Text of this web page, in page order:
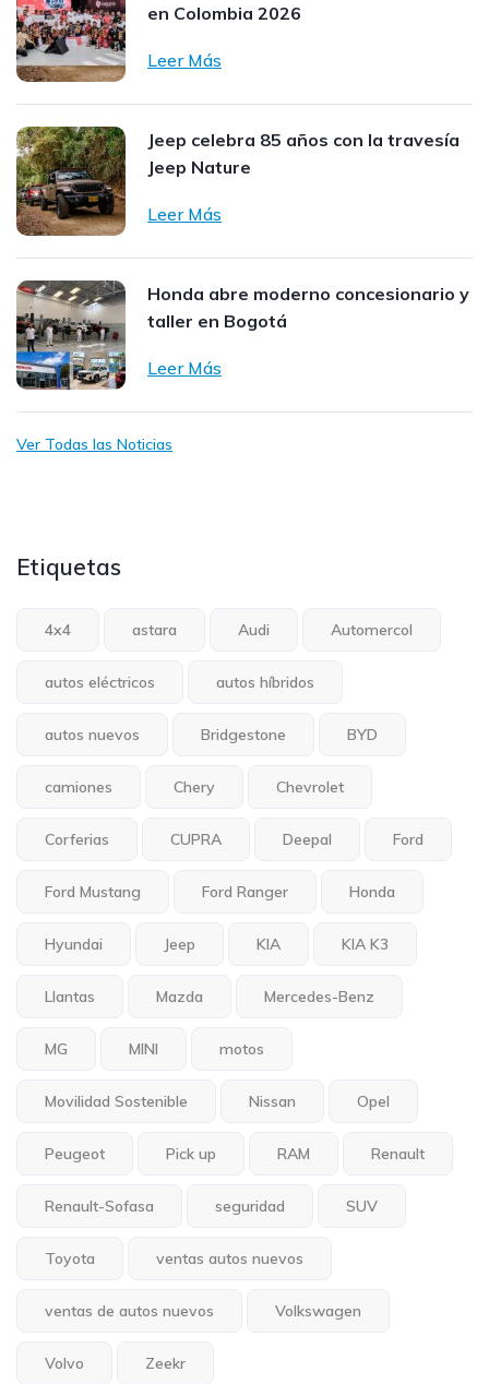
en Colombia 2026
Leer Más
Jeep celebra 85 años con la travesía
Jeep Nature
Leer Más
Honda abre moderno concesionario y
taller en Bogotá
Leer Más
Ver Todas las Noticias
Etiquetas
4x4 astara Audi Automercol
autos eléctricos autos híbridos
autos nuevos Bridgestone BYD
camiones Chery Chevrolet
Corferias CUPRA Deepal Ford
Ford Mustang Ford Ranger Honda
Hyundai Jeep KIA KIA K3
Llantas Mazda Mercedes-Benz
MG MINI motos
Movilidad Sostenible Nissan Opel
Peugeot Pick up RAM Renault
Renault-Sofasa seguridad SUV
Toyota ventas autos nuevos
ventas de autos nuevos Volkswagen
Volvo Zeekr